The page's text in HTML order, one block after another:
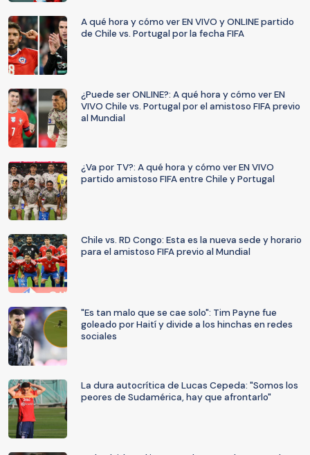
A qué hora y cómo ver EN VIVO y ONLINE partido
de Chile vs. Portugal por la fecha FIFA
¿Puede ser ONLINE?: A qué hora y cómo ver EN
VIVO Chile vs. Portugal por el amistoso FIFA previo
al Mundial
¿Va por TV?: A qué hora y cómo ver EN VIVO
partido amistoso FIFA entre Chile y Portugal
Chile vs. RD Congo: Esta es la nueva sede y horario
para el amistoso FIFA previo al Mundial
"Es tan malo que se cae solo": Tim Payne fue
goleado por Haití y divide a los hinchas en redes
sociales
La dura autocrítica de Lucas Cepeda: "Somos los
peores de Sudamérica, hay que afrontarlo"